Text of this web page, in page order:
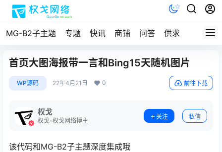
MG-B2子主题 专题 快讯 商铺 问答 供求
首页大图海报带一言和Bing15天随机图片
WP源码 22年4月21日 0 前往下载
权戈
权戈-权戈网络博主
关注 私信
该代码和MG-B2子主题深度集成哦